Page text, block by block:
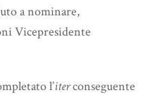
a nominare,
Vicepresidente
l’iterconseguente